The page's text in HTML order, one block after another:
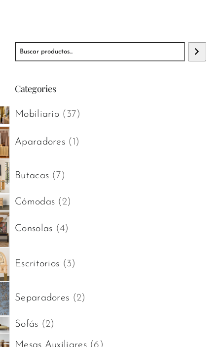
Buscar
Categories
Mobiliario 37 37
Aparadores
1
Butacas 7
Cómodas
22
Consolas
4
productos
Escritorios 3
Separadores 2
Sofás
22
productos
6